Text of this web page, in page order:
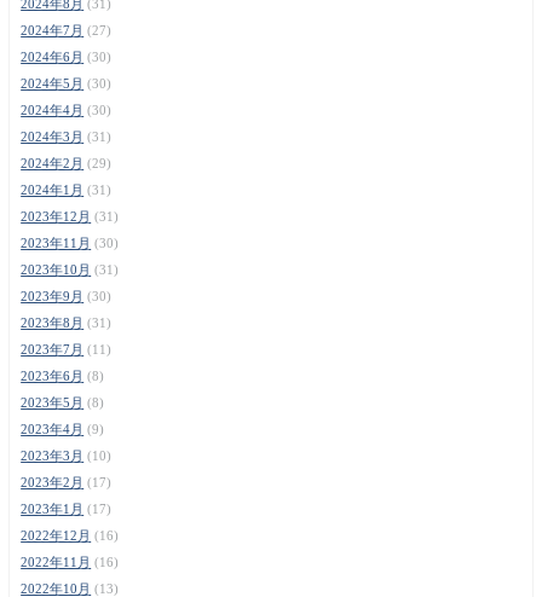
2024年8月 (31)
2024年7月 (27)
2024年6月 (30)
2024年5月 (30)
2024年4月 (30)
2024年3月 (31)
2024年2月 (29)
2024年1月 (31)
2023年12月 (31)
2023年11月 (30)
2023年10月 (31)
2023年9月 (30)
2023年8月 (31)
2023年7月 (11)
2023年6月 (8)
2023年5月 (8)
2023年4月 (9)
2023年3月 (10)
2023年2月 (17)
2023年1月 (17)
2022年12月 (16)
2022年11月 (16)
2022年10月 (13)